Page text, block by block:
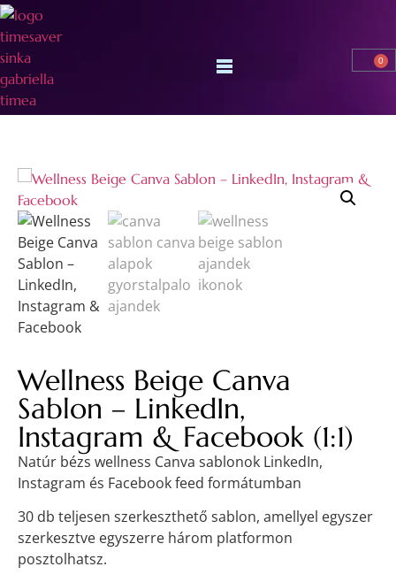
0
Wellness Beige Canva
Sablon – LinkedIn,
Instagram & Facebook (1:1)
Natúr bézs wellness Canva sablonok LinkedIn,
Instagram és Facebook feed formátumban
30 db teljesen szerkeszthető sablon, amellyel egyszer
szerkesztve egyszerre három platformon
posztolhatsz.